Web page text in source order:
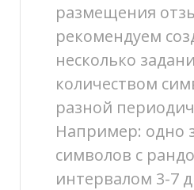
размещения
рекомендуем
несколько
количеством
разной
Например: одно
символов с
интервалом 3-7